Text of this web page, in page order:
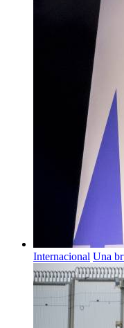
Internacional Una